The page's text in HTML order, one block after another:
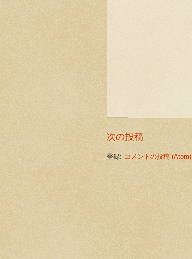
次の投稿
登録: コメントの投稿 (Atom)